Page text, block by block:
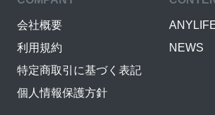
会社概要
利用規約
特定商取引に基づく表記
個人情報保護方針
NEWS